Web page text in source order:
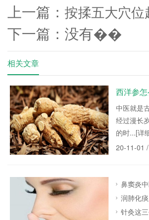
上一篇： 按揉五大穴
下一篇：没有��
相关文章
西洋参
中医就是
经过漫长
的时...[详
20-11-01 /
鼻窦炎
润肺化
针灸这